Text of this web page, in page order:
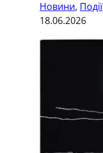
Новини, Події
18.06.2026